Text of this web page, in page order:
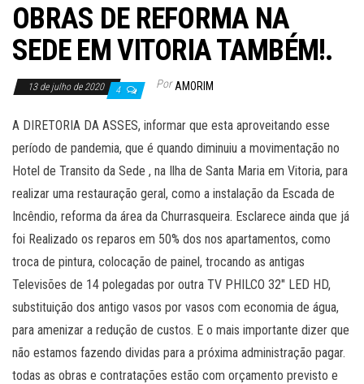
OBRAS DE REFORMA NA
SEDE EM VITORIA TAMBÉM!.
13 de julho de 2020 4 Por AMORIM
A DIRETORIA DA ASSES, informar que esta aproveitando esse
período de pandemia, que é quando diminuiu a movimentação no
Hotel de Transito da Sede , na Ilha de Santa Maria em Vitoria, para
realizar uma restauração geral, como a instalação da Escada de
Incêndio, reforma da área da Churrasqueira. Esclarece ainda que já
foi Realizado os reparos em 50% dos nos apartamentos, como
troca de pintura, colocação de painel, trocando as antigas
Televisões de 14 polegadas por outra TV PHILCO 32″ LED HD,
substituição dos antigo vasos por vasos com economia de água,
para amenizar a redução de custos. E o mais importante dizer que
não estamos fazendo dividas para a próxima administração pagar.
todas as obras e contratações estão com orçamento previsto e